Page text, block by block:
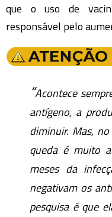
que o uso de
responsável pelo
“Acontece
antígeno, a
diminuir. Mas,
queda é muito
meses da
negativam os
pesquisa é que